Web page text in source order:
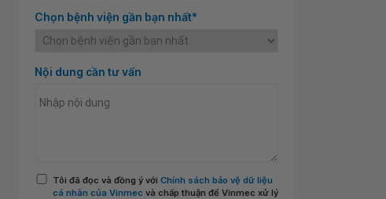
Chọn bệnh viện gần bạn nhất*
Nội dung cần tư vấn
Tôi đã đọc và đồng ý với Chính sách bảo vệ dữ liệu
cá nhân của Vinmec và chấp thuận để Vinmec xử lý